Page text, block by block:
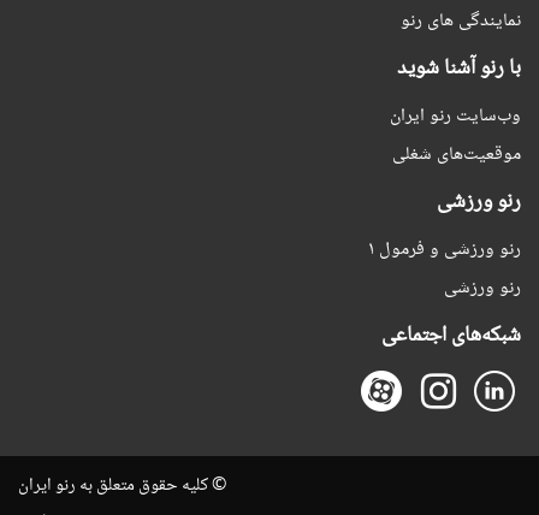
نمایندگی های رنو
با رنو آشنا شوید
وب‌سایت رنو ایران
موقعیت‌های شغلی
رنو ورزشی
رنو ورزشی و فرمول ۱
رنو ورزشی
شبکه‌های اجتماعی
© کلیه حقوق متعلق به رنو ایران